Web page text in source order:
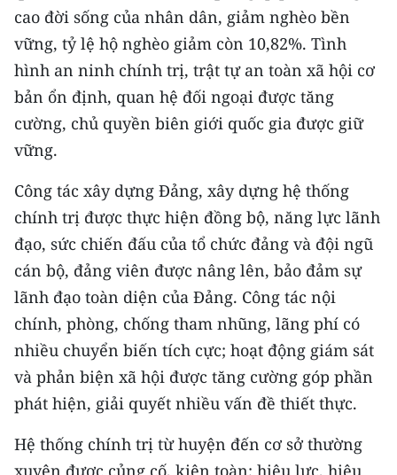
ENGLISH
中文
FRANÇAIS
РУССКИЙ
ESPAÑOL
한국어
cao đời sống của nhân dân, giảm nghèo bền
vững, tỷ lệ hộ nghèo giảm còn 10,82%. Tình
hình an ninh chính trị, trật tự an toàn xã hội cơ
bản ổn định, quan hệ đối ngoại được tăng
cường, chủ quyền biên giới quốc gia được giữ
vững.
Công tác xây dựng Đảng, xây dựng hệ thống
chính trị được thực hiện đồng bộ, năng lực lãnh
đạo, sức chiến đấu của tổ chức đảng và đội ngũ
cán bộ, đảng viên được nâng lên, bảo đảm sự
lãnh đạo toàn diện của Đảng. Công tác nội
chính, phòng, chống tham nhũng, lãng phí có
nhiều chuyển biến tích cực; hoạt động giám sát
và phản biện xã hội được tăng cường góp phần
phát hiện, giải quyết nhiều vấn đề thiết thực.
Hệ thống chính trị từ huyện đến cơ sở thường
xuyên được củng cố, kiện toàn; hiệu lực, hiệu